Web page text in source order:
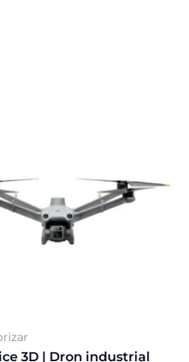
3D | Dron industrial